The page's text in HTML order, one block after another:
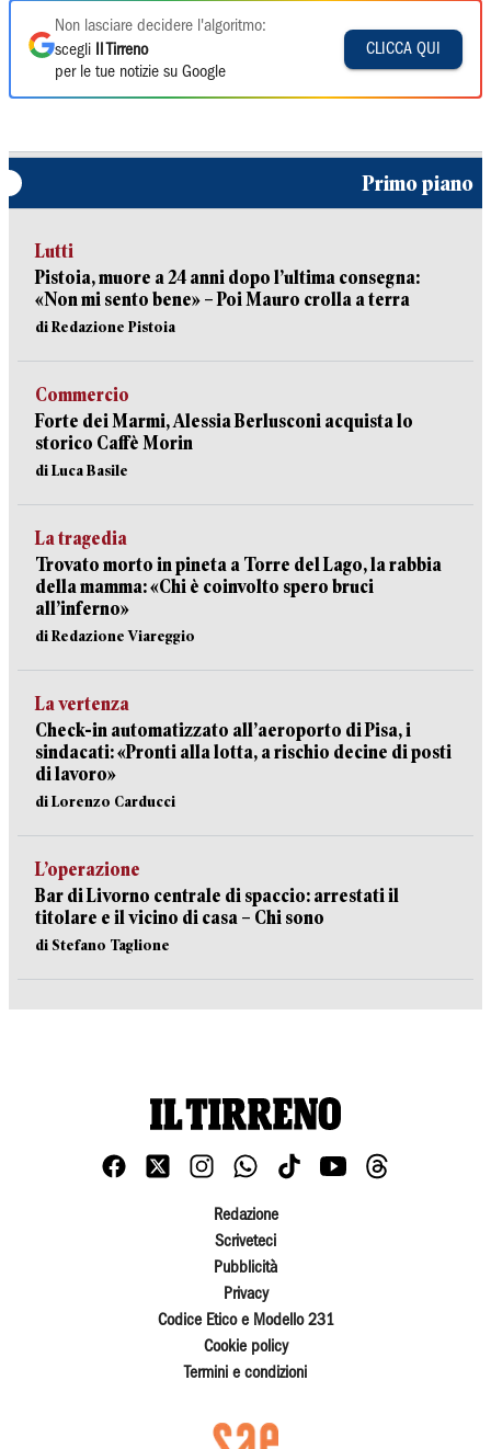
Non lasciare decidere l'algoritmo:
scegli
Il Tirreno
per le tue notizie su Google
CLICCA QUI
Primo piano
Lutti
Pistoia, muore a 24 anni dopo l’ultima consegna:
«Non mi sento bene» – Poi Mauro crolla a terra
di Redazione Pistoia
Commercio
Forte dei Marmi, Alessia Berlusconi acquista lo
storico Caffè Morin
di Luca Basile
La tragedia
Trovato morto in pineta a Torre del Lago, la rabbia
della mamma: «Chi è coinvolto spero bruci
all’inferno»
di Redazione Viareggio
La vertenza
Check-in automatizzato all’aeroporto di Pisa, i
sindacati: «Pronti alla lotta, a rischio decine di posti
di lavoro»
di Lorenzo Carducci
L’operazione
Bar di Livorno centrale di spaccio: arrestati il
titolare e il vicino di casa – Chi sono
di Stefano Taglione
Redazione
Scriveteci
Pubblicità
Privacy
Codice Etico e Modello 231
Cookie policy
Termini e condizioni